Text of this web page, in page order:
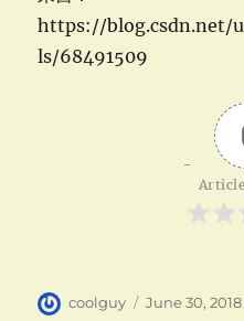
https://blog.csdn.net/
ls/68491509
Author
coolguy
Posted
June 30, 2018